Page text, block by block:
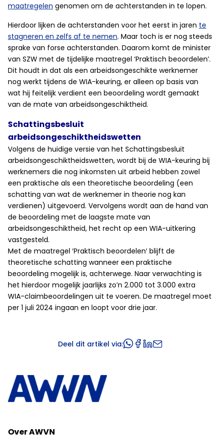
maatregelen genomen om de achterstanden in te lopen.
Hierdoor lijken de achterstanden voor het eerst in jaren te
stagneren en zelfs af te nemen. Maar toch is er nog steeds
sprake van forse achterstanden. Daarom komt de minister
van SZW met de tijdelijke maatregel ‘Praktisch beoordelen’.
Dit houdt in dat als een arbeidsongeschikte werknemer
nog werkt tijdens de WIA-keuring, er alleen op basis van
wat hij feitelijk verdient een beoordeling wordt gemaakt
van de mate van arbeidsongeschiktheid.
Schattingsbesluit
arbeidsongeschiktheidswetten
Volgens de huidige versie van het Schattingsbesluit
arbeidsongeschiktheidswetten, wordt bij de WIA-keuring bij
werknemers die nog inkomsten uit arbeid hebben zowel
een praktische als een theoretische beoordeling (een
schatting van wat de werknemer in theorie nog kan
verdienen) uitgevoerd. Vervolgens wordt aan de hand van
de beoordeling met de laagste mate van
arbeidsongeschiktheid, het recht op een WIA-uitkering
vastgesteld.
Met de maatregel ′Praktisch beoordelen′ blijft de
theoretische schatting wanneer een praktische
beoordeling mogelijk is, achterwege. Naar verwachting is
het hierdoor mogelijk jaarlijks zo’n 2.000 tot 3.000 extra
WIA-claimbeoordelingen uit te voeren. De maatregel moet
per 1 juli 2024 ingaan en loopt voor drie jaar.
Deel dit artikel via:
Over AWVN